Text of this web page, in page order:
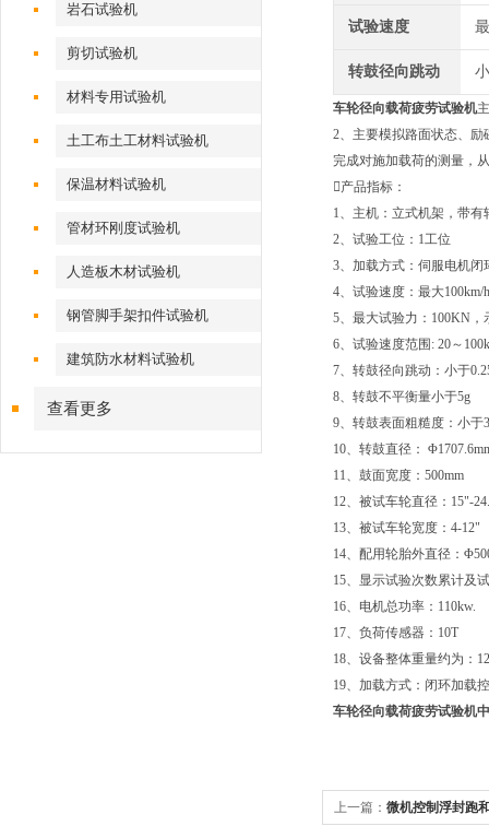
岩石试验机
剪切试验机
材料专用试验机
土工布土工材料试验机
保温材料试验机
管材环刚度试验机
人造板木材试验机
钢管脚手架扣件试验机
建筑防水材料试验机
查看更多
试验速度
转鼓径向跳动
车轮径向载荷疲劳试验机
2、主要模拟路面状态、
完成对施加载荷的测量，
产品指标：
1、主机：立式机架，带有
2、试验工位：1工位
3、加载方式：伺服电机闭
4、试验速度：最大100km/h
5、最大试验力：100KN，
6、试验速度范围: 20～
7、转鼓径向跳动：小于
8、转鼓不平衡量小于5g
9、转鼓表面粗糙度：小于
10、转鼓直径：
11、鼓面宽度：500mm
12、被试车轮直径：15"-
13、被试车轮宽度：4-12"
14、配用轮胎外直径：
15、显示试验次数累计及
16、电机总功率：110kw.
17、负荷传感器：10T
18、设备整体重量约为：
19、加载方式：闭环加载
车轮径向载荷疲劳试验机
上一篇： 微机控制浮封跑